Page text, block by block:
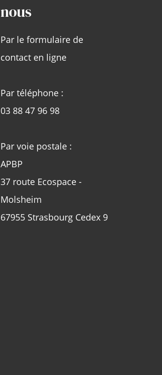
nous
Par le formulaire de
contact en ligne
Par téléphone :
03 88 47 96 98
Par voie postale :
APBP
37 route Ecospace -
Molsheim
67955 Strasbourg Cedex 9